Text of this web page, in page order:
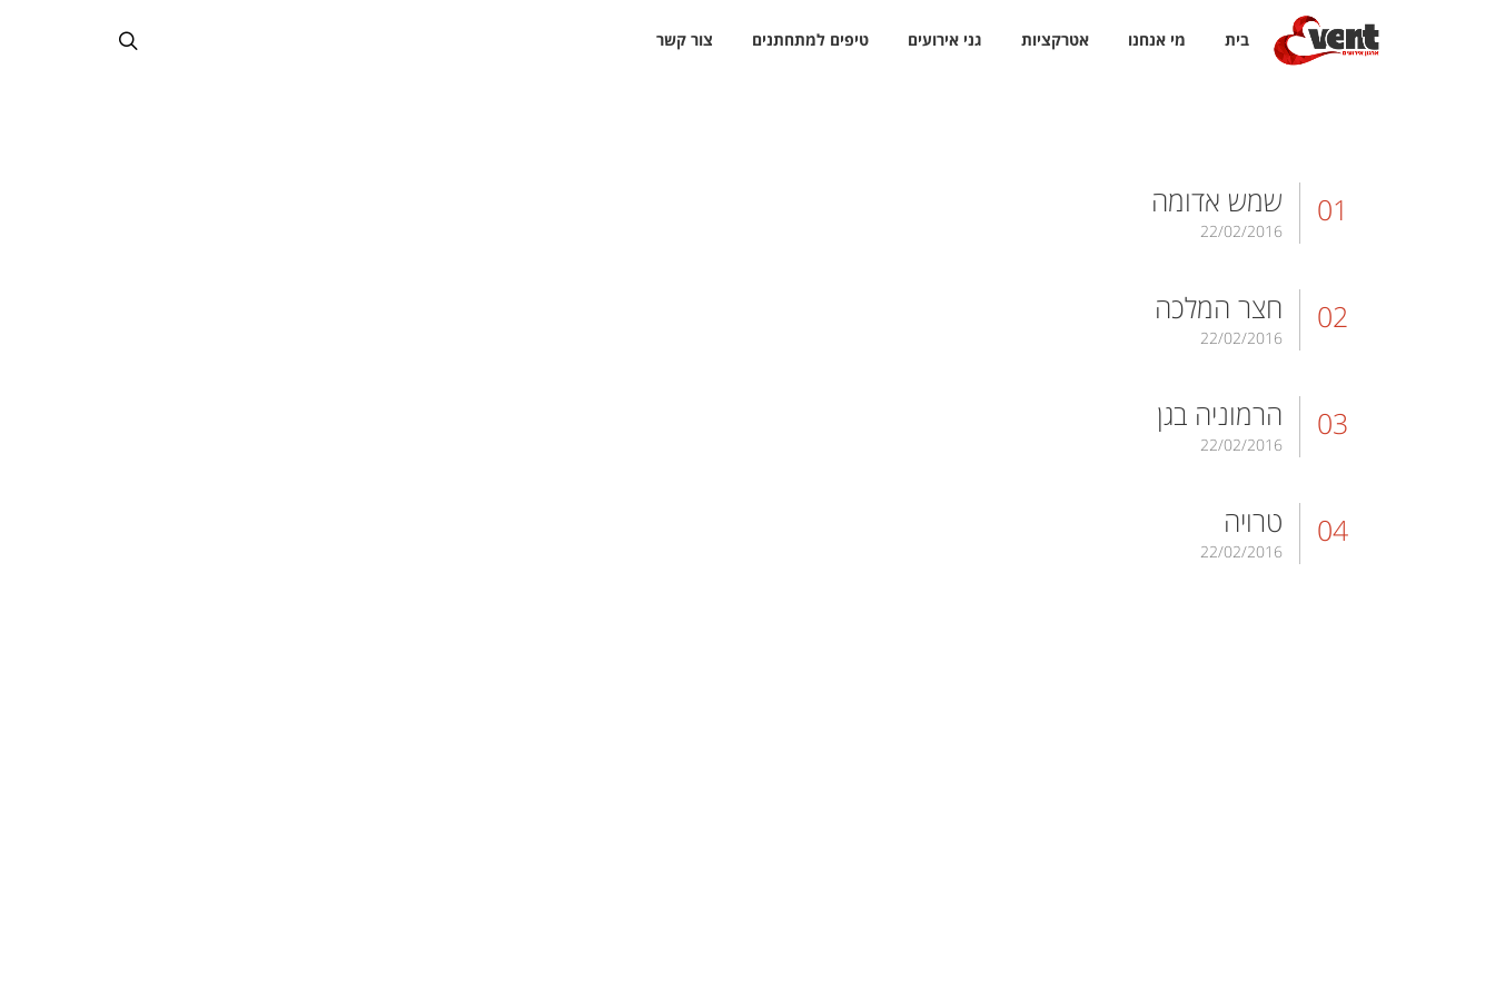
בית מי אנחנו אטרקציות גני אירועים טיפים למתחתנים צור קשר
Event ארגון אירועים >
01 שמש אדומה
22/02/2016
02 חצר המלכה
22/02/2016
03 הרמוניה בגן
22/02/2016
04 טרויה
22/02/2016